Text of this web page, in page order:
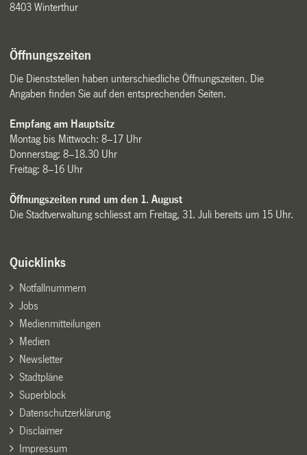
8403 Winterthur
Öffnungszeiten
Die Dienststellen haben unterschiedliche Öffnungszeiten. Die
Angaben finden Sie auf den entsprechenden Seiten.
Empfang am Hauptsitz
Montag bis Mittwoch: 8–17 Uhr
Donnerstag: 8–18.30 Uhr
Freitag: 8–16 Uhr
Öffnungszeiten rund um den 1. August
Die Stadtverwaltung schliesst am Freitag, 31. Juli bereits um 15 Uhr.
Quicklinks
Notfallnummern
Jobs
Medienmitteilungen
Medien
Newsletter
Stadtpläne
Superblock
Datenschutzerklärung
Disclaimer
Impressum